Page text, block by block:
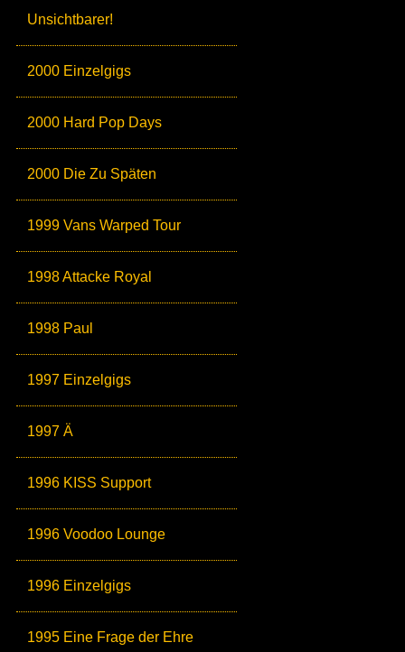
Unsichtbarer!
2000 Einzelgigs
2000 Hard Pop Days
2000 Die Zu Späten
1999 Vans Warped Tour
1998 Attacke Royal
1998 Paul
1997 Einzelgigs
1997 Ä
1996 KISS Support
1996 Voodoo Lounge
1996 Einzelgigs
1995 Eine Frage der Ehre